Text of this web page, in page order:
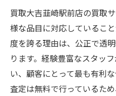
買取大吉韮崎駅前店の買取
様な品目に対応しているこ
度を誇る理由は、公正で透
ります。経験豊富なスタッ
い、顧客にとって最も有利
査定は無料で行っているた